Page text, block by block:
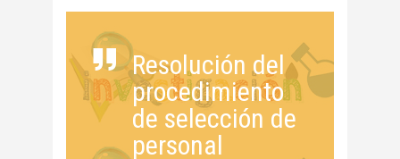
Resolución del
procedimiento
de selección de
personal